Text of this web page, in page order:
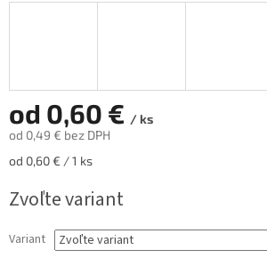
od 0,60 € / ks
od 0,49 € bez DPH
Jednotková
od 0,60 € / 1 ks
Zvoľte variant
Variant